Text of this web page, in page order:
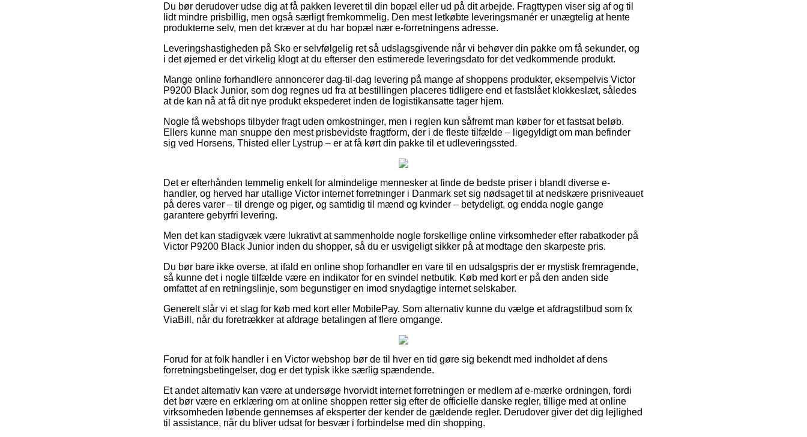
Du bør derudover udse dig at få pakken leveret til din bopæl eller ud på dit arbejde. Fragttypen viser sig af og til
lidt mindre prisbillig, men også særligt fremkommelig. Den mest letkøbte leveringsmanér er unægtelig at hente
produkterne selv, men det kræver at du har bopæl nær e-forretningens adresse.
Leveringshastigheden på Sko er selvfølgelig ret så udslagsgivende når vi behøver din pakke om få sekunder, og
i det øjemed er det virkelig klogt at du efterser den estimerede leveringsdato for det vedkommende produkt.
Mange online forhandlere annoncerer dag-til-dag levering på mange af shoppens produkter, eksempelvis Victor
P9200 Black Junior, som dog regnes ud fra at bestillingen placeres tidligere end et fastslået klokkeslæt, således
at de kan nå at få dit nye produkt ekspederet inden de logistikansatte tager hjem.
Nogle få webshops tilbyder fragt uden omkostninger, men i reglen kun såfremt man køber for et fastsat beløb.
Ellers kunne man snuppe den mest prisbevidste fragtform, der i de fleste tilfælde – ligegyldigt om man befinder
sig ved Horsens, Thisted eller Lystrup – er at få kørt din pakke til et udleveringssted.
Det er efterhånden temmelig enkelt for almindelige mennesker at finde de bedste priser i blandt diverse e-
handler, og herved har utallige Victor internet forretninger i Danmark set sig nødsaget til at nedskære prisniveauet
på deres varer – til drenge og piger, og samtidig til mænd og kvinder – betydeligt, og endda nogle gange
garantere gebyrfri levering.
Men det kan stadigvæk være lukrativt at sammenholde nogle forskellige online virksomheder efter rabatkoder på
Victor P9200 Black Junior inden du shopper, så du er usvigeligt sikker på at modtage den skarpeste pris.
Du bør bare ikke overse, at ifald en online shop forhandler en vare til en udsalgspris der er mystisk fremragende,
så kunne det i nogle tilfælde være en indikator for en svindel netbutik. Køb med kort er på den anden side
omfattet af en retningslinje, som begunstiger en imod snydagtige internet selskaber.
Generelt slår vi et slag for køb med kort eller MobilePay. Som alternativ kunne du vælge et afdragstilbud som fx
ViaBill, når du foretrækker at afdrage betalingen af flere omgange.
Forud for at folk handler i en Victor webshop bør de til hver en tid gøre sig bekendt med indholdet af dens
forretningsbetingelser, dog er det typisk ikke særlig spændende.
Et andet alternativ kan være at undersøge hvorvidt internet forretningen er medlem af e-mærke ordningen, fordi
det bør være en erklæring om at online shoppen retter sig efter de officielle danske regler, tillige med at online
virksomheden løbende gennemses af eksperter der kender de gældende regler. Derudover giver det dig lejlighed
til assistance, når du bliver udsat for besvær i forbindelse med din shopping.